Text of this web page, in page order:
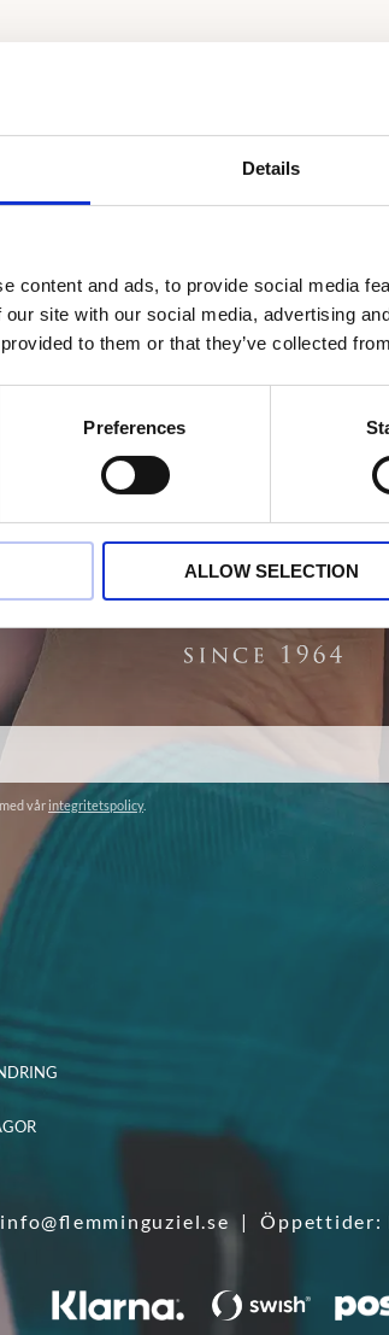
Details
content and ads, to provide social media
our site with our social media, advertising
to them or that they’ve collected
Preferences
ALLOW SELECTION
vår integritetspolicy.
info@flemminguziel.se | Öppettider: